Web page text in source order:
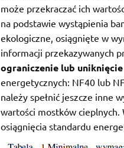
może przekraczać ich
na podstawie wystąpienia
ekologiczne, osiągnięte w
informacji przekazywanych
ograniczenie lub
energetycznych: NF40 lub
należy spełnić jeszcze inne
wartości mostków cieplnych.
osiągnięcia standardu